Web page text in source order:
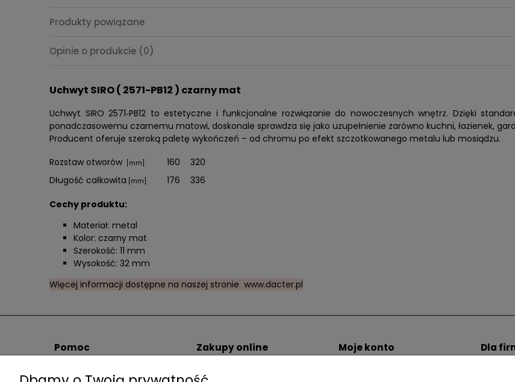
Cena nie zawiera ewentualnych
Produkty powiązane
Opinie o produkcie (0)
Uchwyt SIRO ( 2571-PB12 ) czarny mat
Uchwyt SIRO 2571‑PB12 to estetyczne i funkcjonalne rozwiązanie do nowoczesnych wnętrz. Dzięki
ponadczasowemu czarnemu matowi, doskonale sprawdza się jako uzupełnienie zarówno kuchni, łazienek,
Producent oferuje szeroką paletę wykończeń – od chromu po efekt szczotkowanego metalu lub mosiądzu.
Rozstaw otworów
[mm] 160
320
Długość całkowita [mm] 176
336
Cechy produktu:
Materiał: metal
Kolor: czarny mat
Szerokość: 11 mm
Wysokość: 32 mm
Więcej informacji dostępne na naszej stronie www.dacter.pl
Pomoc Zakupy online Moje konto Dla